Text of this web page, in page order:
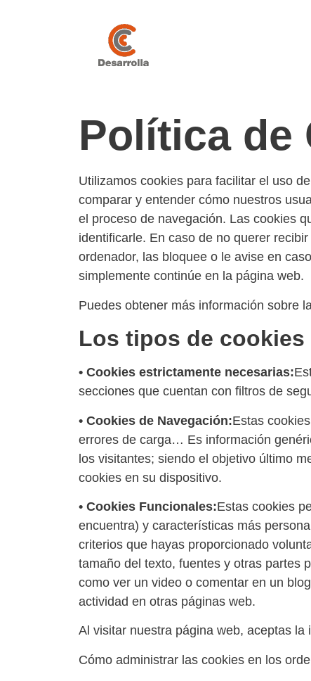
Política de
Utilizamos cookies para facilitar el uso
comparar y entender cómo nuestros
el proceso de navegación. Las cookies
identificarle. En caso de no querer
ordenador, las bloquee o le avise en
simplemente continúe en la página web.
Puedes obtener más información sobre
Los tipos de
• Cookies estrictamente necesarias:
secciones que cuentan con filtros de
• Cookies de Navegación:Estas
errores de carga… Es información
los visitantes; siendo el objetivo último
cookies en su dispositivo.
• Cookies Funcionales:Estas cookies
encuentra) y características más
criterios que hayas proporcionado
tamaño del texto, fuentes y otras partes
como ver un video o comentar en un
actividad en otras páginas web.
Al visitar nuestra página web, aceptas
Cómo administrar las cookies en los